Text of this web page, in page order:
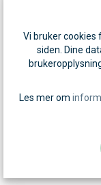
Vi bruker cookies
siden. Dine
Les mer om